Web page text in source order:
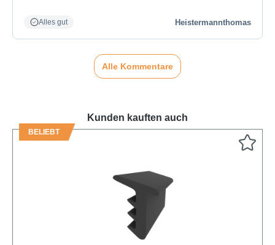
Alles gut Heistermannthomas
Alle Kommentare
Kunden kauften auch
BELIEBT